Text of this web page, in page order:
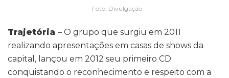
– Foto: Divulgação
Trajetória – O grupo que surgiu em 2011
realizando apresentações em casas de shows da
capital, lançou em 2012 seu primeiro CD
conquistando o reconhecimento e respeito com a